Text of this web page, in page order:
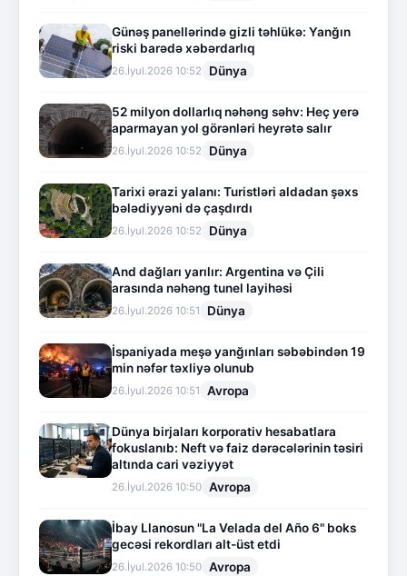
Günəş panellərində gizli təhlükə: Yanğın
riski barədə xəbərdarlıq
26.İyul.2026 10:52 Dünya
52 milyon dollarlıq nəhəng səhv: Heç yerə
aparmayan yol görənləri heyrətə salır
26.İyul.2026 10:52 Dünya
Tarixi ərazi yalanı: Turistləri aldadan şəxs
bələdiyyəni də çaşdırdı
26.İyul.2026 10:52 Dünya
And dağları yarılır: Argentina və Çili
arasında nəhəng tunel layihəsi
26.İyul.2026 10:51 Dünya
İspaniyada meşə yanğınları səbəbindən 19
min nəfər təxliyə olunub
26.İyul.2026 10:51 Avropa
Dünya birjaları korporativ hesabatlara
fokuslanıb: Neft və faiz dərəcələrinin təsiri
altında cari vəziyyət
26.İyul.2026 10:50 Avropa
İbay Llanosun "La Velada del Año 6" boks
gecəsi rekordları alt-üst etdi
26.İyul.2026 10:50 Avropa